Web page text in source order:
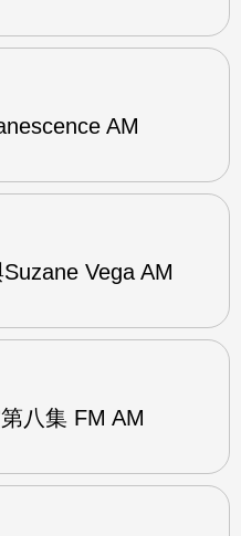
AM
Vega AM
八集 FM AM